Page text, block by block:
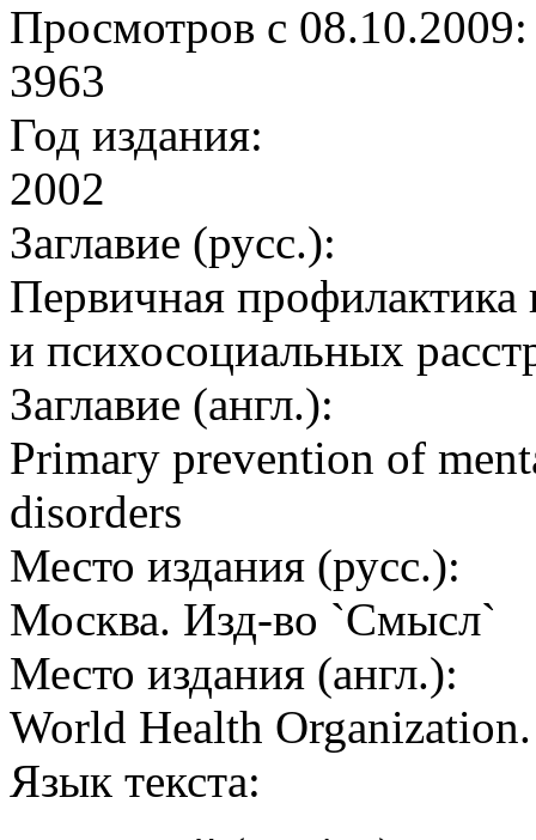
Просмотров с 08.10.2009:
3963
Год издания:
2002
Заглавие (русс.):
Первичная профилактика
и психосоциальных
Заглавие (англ.):
Primary prevention of
disorders
Место издания (русс.):
Москва. Изд-во `Смысл`
Место издания (англ.):
World Health
Язык текста: